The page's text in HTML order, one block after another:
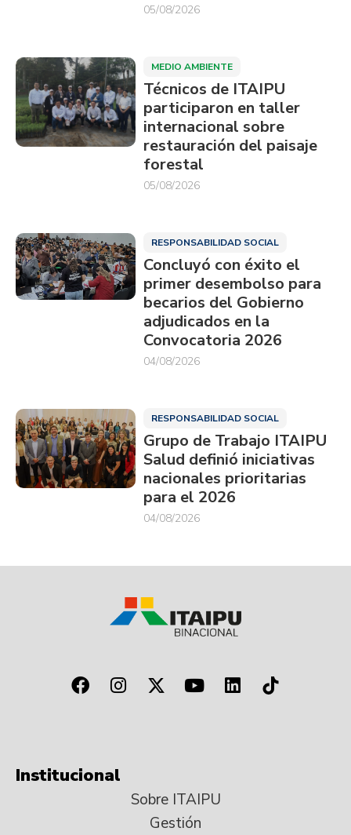
05/08/2026
MEDIO AMBIENTE
Técnicos de ITAIPU
participaron en taller
internacional sobre
restauración del paisaje
forestal
05/08/2026
RESPONSABILIDAD SOCIAL
Concluyó con éxito el
primer desembolso para
becarios del Gobierno
adjudicados en la
Convocatoria 2026
04/08/2026
RESPONSABILIDAD SOCIAL
Grupo de Trabajo ITAIPU
Salud definió iniciativas
nacionales prioritarias
para el 2026
04/08/2026
Institucional
Sobre ITAIPU
Gestión